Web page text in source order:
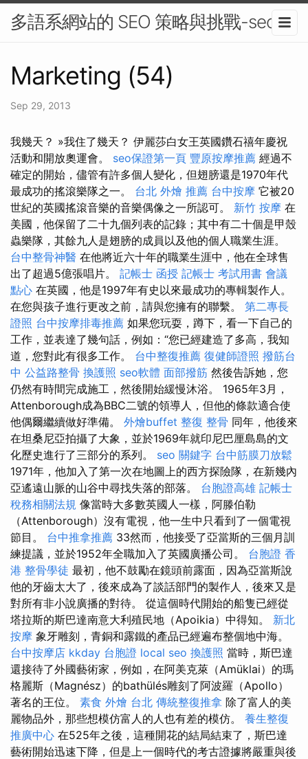
多語系網站的 SEO 策略與挑戰-seo
Marketing (54)
Sep 29, 2013
我幾天？ »我住了幾天？ 伊麗莎白女王英國鑽石禧年慶祝
活動和開放奧運會。 seo保證第一頁 豐原按摩推薦 經過不
確定的開始，儘管有許多個人變化，但翅膀還是1970年代
最成功的搖滾樂隊之一。 台北 外燴 推薦 台中按摩 它被20
世紀的英國搖滾音樂的音樂偶像之一所認可。 新竹 按摩 在
美國，他保留了二十九個列表的記錄；其中有二十個是甲殼
蟲樂隊，其餘九人是翅膀的成員以及他的個人職業生涯。
台中整骨神醫 在他將近六十年的職業生涯中，他在全球售
出了超過5億張唱片。 記帳士 函授 記帳士 考試用書 會議
點心 在英國，他是1997年有史以來最成功的專輯製作人。
在您與孩子進行更改之前，請與您擁有的聯繫。 第二專長
證照 台中按摩排毒推薦 如果您玩耍，蹲下，看一下自己的
工作，並表達了幾句話，例如：“您已經建造了多高，我知
道，您對此有很多工作。 台中整復推薦 復健師證照 撥筋台
中 公益路整骨 換護照 seo軟體 面部撥筋 然後告訴她，您
仍然有時間完成施工，然後開始緩慢沐浴。 1965年3月，
Attenborough成為BBC二號的領導人，但他的條款適合使
他偶爾繼續做好準備。 外燴buffet 整復 整骨 同年，他後來
在坦桑尼亞拍攝了大象，並於1969年就印尼巴厘島島的文
化歷史進行了三部分的系列。 seo 關鍵字 台中筋膜刀放鬆
1971年，他加入了第一次在地圖上的西方探險隊，在新幾內
亞遙遠山脈的山谷中尋找失落的部落。 台胞證高雄 記帳士
稅務相關法規 像當時大多數英國人一樣，阿滕伯勒
（Attenborough）沒有電視，他一生中只看到了一個電視
節目。 台中推拿推薦 33然而，他接受了亞當斯的三個月訓
練提議，​​並於1952年全職加入了英國廣播公司。 台胞證 香
港 整骨學徒 最初，他不鼓勵在鏡頭前露面，因為亞當斯說
他的牙齒太大了，後來成為了談話部門的製作人，後來又是
對所有非小說廣播的對待。 從這個時代開始的船隻已經從
塔拉斯的斯巴達南意大利殖民地（Apoikia）中得知。 新北
按摩 象牙雕刻，青銅和露鐵的產品已經遍布整個地中海。
台中按摩店 kkday 台胞證 local seo 換護照 當時，斯巴達
還接待了外國藝術家，例如，在阿美克萊（Amüklai）的瑪
格麗斯（Magnész）的bathülés雕刻了阿波羅（Apollo）
著名的王位。 素食 外燴 台北 傳統整復推拿 除了富人的美
麗物品外，那些想模仿富人的人也有差的模仿。 養生整復
推廣中心 在525年之後，這種開花的結局結束了，斯巴達
藝術開始迅速下降，但是上一個時代的考古證據將嚴重與後